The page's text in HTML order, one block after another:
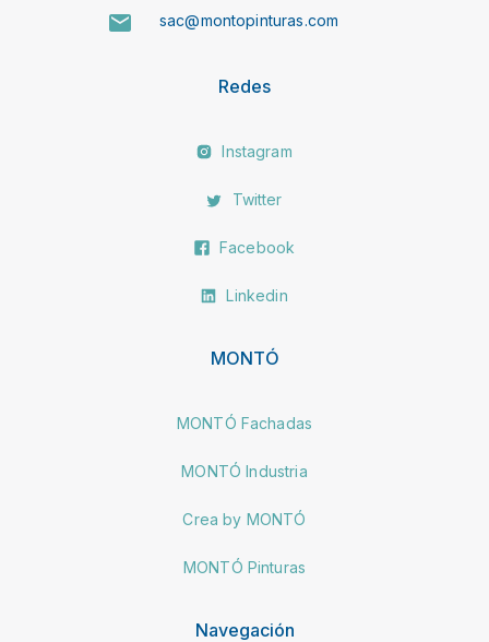
sac@montopinturas.com
Redes
Instagram
Twitter
Facebook
Linkedin
MONTÓ
MONTÓ Fachadas
MONTÓ Industria
Crea by MONTÓ
MONTÓ Pinturas
Navegación